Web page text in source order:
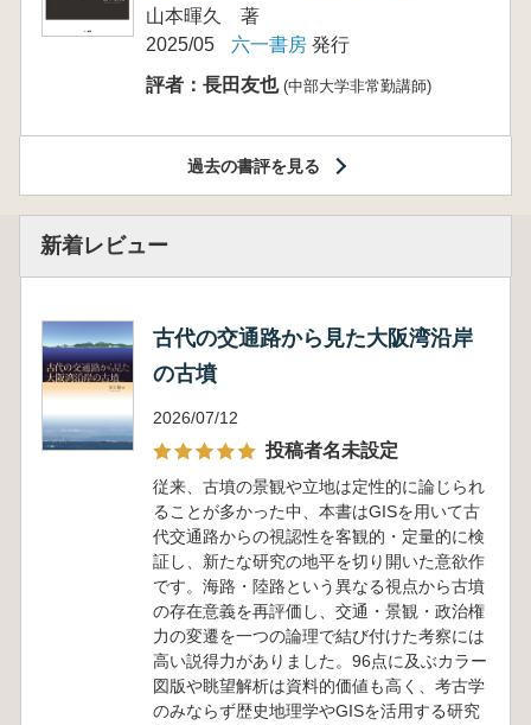
山本暉久 著
2025/05
六一書房 発行
評者：長田友也 (中部大学非常勤講師)
過去の書評を見る
新着レビュー
古代の交通路から見た大阪湾沿岸
の古墳
2026/07/12
投稿者名未設定
従来、古墳の景観や立地は定性的に論じられ
ることが多かった中、本書はGISを用いて古
代交通路からの視認性を客観的・定量的に検
証し、新たな研究の地平を切り開いた意欲作
です。海路・陸路という異なる視点から古墳
の存在意義を再評価し、交通・景観・政治権
力の変遷を一つの論理で結び付けた考察には
高い説得力がありました。96点に及ぶカラー
図版や眺望解析は資料的価値も高く、考古学
のみならず歴史地理学やGISを活用する研究